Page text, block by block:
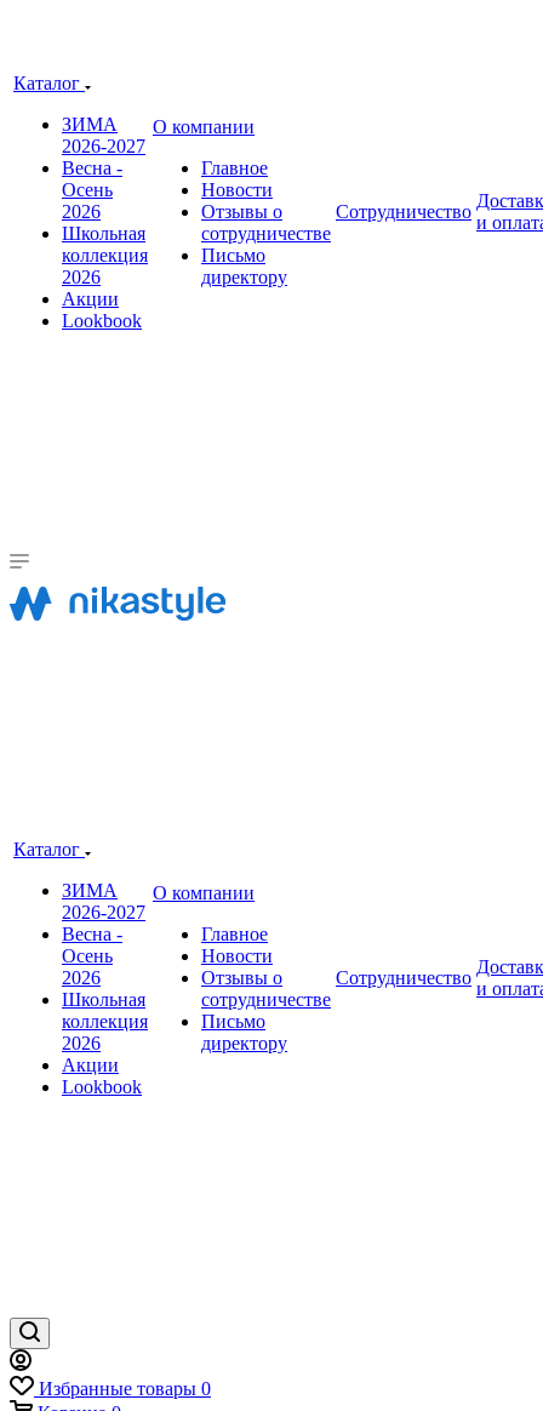
Каталог
ЗИМА
2026-2027
Весна -
Осень
2026
Школьная
коллекция
2026
Акции
Lookbook
О компании
Главное
Новости
Отзывы о
сотрудничестве
Письмо
директору
Сотрудничество
и
Каталог
ЗИМА
2026-2027
Весна -
Осень
2026
Школьная
коллекция
2026
Акции
Lookbook
О компании
Главное
Новости
Отзывы о
сотрудничестве
Письмо
директору
Сотрудничество
и
Избранные товары 0